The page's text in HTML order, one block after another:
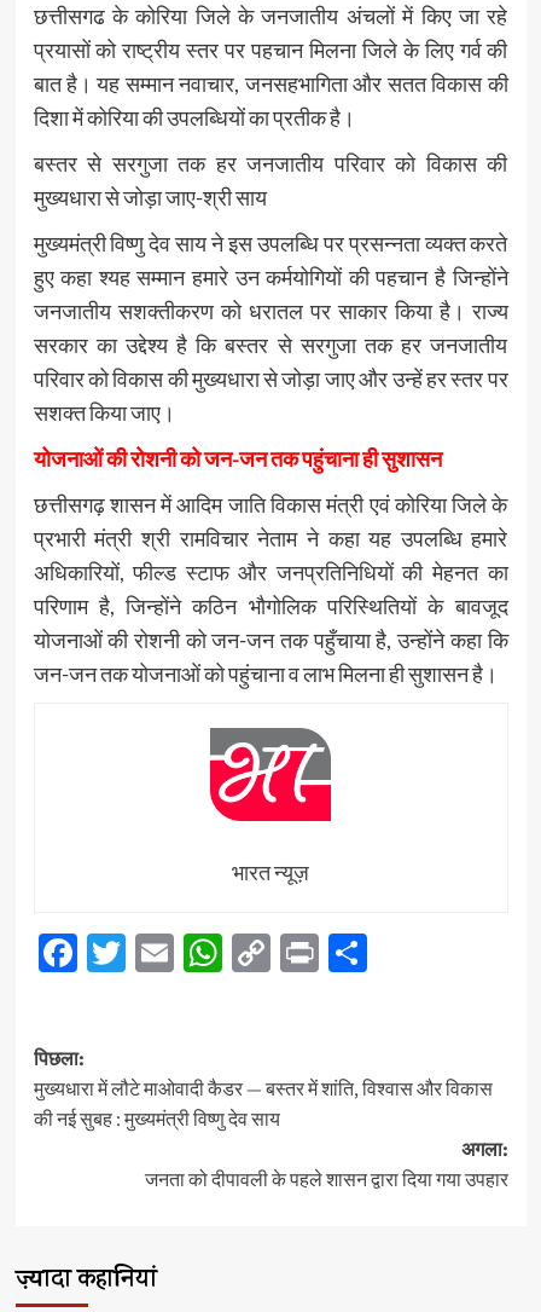
छत्तीसगढ के कोरिया जिले के जनजातीय अंचलों में किए जा रहे
प्रयासों को राष्ट्रीय स्तर पर पहचान मिलना जिले के लिए गर्व की
बात है। यह सम्मान नवाचार, जनसहभागिता और सतत विकास की
दिशा में कोरिया की उपलब्धियों का प्रतीक है।
बस्तर से सरगुजा तक हर जनजातीय परिवार को विकास की
मुख्यधारा से जोड़ा जाए-श्री साय
मुख्यमंत्री विष्णु देव साय ने इस उपलब्धि पर प्रसन्नता व्यक्त करते
हुए कहा श्यह सम्मान हमारे उन कर्मयोगियों की पहचान है जिन्होंने
जनजातीय सशक्तीकरण को धरातल पर साकार किया है। राज्य
सरकार का उद्देश्य है कि बस्तर से सरगुजा तक हर जनजातीय
परिवार को विकास की मुख्यधारा से जोड़ा जाए और उन्हें हर स्तर पर
सशक्त किया जाए।
योजनाओं की रोशनी को जन-जन तक पहुंचाना ही सुशासन
छत्तीसगढ़ शासन में आदिम जाति विकास मंत्री एवं कोरिया जिले के
प्रभारी मंत्री श्री रामविचार नेताम ने कहा यह उपलब्धि हमारे
अधिकारियों, फील्ड स्टाफ और जनप्रतिनिधियों की मेहनत का
परिणाम है, जिन्होंने कठिन भौगोलिक परिस्थितियों के बावजूद
योजनाओं की रोशनी को जन-जन तक पहुँचाया है, उन्होंने कहा कि
जन-जन तक योजनाओं को पहुंचाना व लाभ मिलना ही सुशासन है।
भारत न्यूज़
Facebook
Twitter
EmailWhatsApp
Copy
PrintShare
पोस्ट
नेविगेशन
पिछला:
मुख्यधारा में लौटे माओवादी कैडर — बस्तर में शांति, विश्वास और विकास
की नई सुबह : मुख्यमंत्री विष्णु देव साय
अगला:
जनता को दीपावली के पहले शासन द्वारा दिया गया उपहार
ज़्यादा कहानियां